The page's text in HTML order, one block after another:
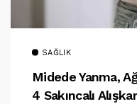
SAĞLIK
Midede Yanma,
4 Sakıncalı